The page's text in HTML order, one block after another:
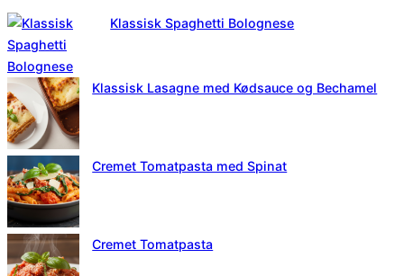
Klassisk Spaghetti Bolognese
Klassisk Lasagne med Kødsauce og Bechamel
Cremet Tomatpasta med Spinat
Cremet Tomatpasta